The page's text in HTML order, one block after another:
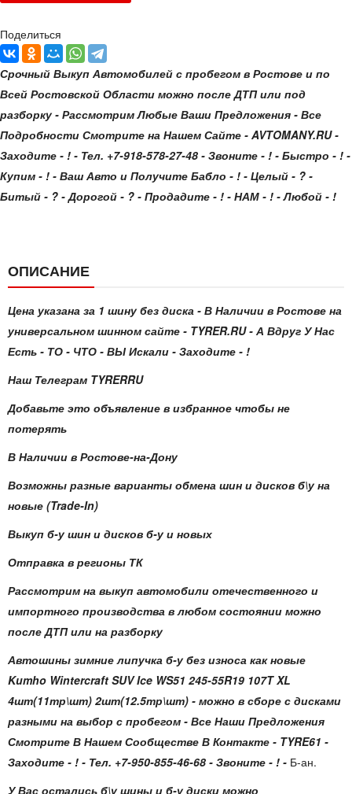
Поделиться
Срочный Выкуп Автомобилей с пробегом в Ростове и по
Всей Ростовской Области можно после ДТП или под
разборку - Рассмотрим Любые Ваши Предложения - Все
Подробности Смотрите на Нашем Сайте - AVTOMANY.RU -
Заходите - ! - Тел. +7-918-578-27-48 - Звоните - ! - Быстро - ! -
Купим - ! - Ваш Авто и Получите Бабло - ! - Целый - ? -
Битый - ? - Дорогой - ? - Продадите - ! - НАМ - ! - Любой - !
ОПИСАНИЕ
Цена указана за 1 шину без диска - В Наличии в Ростове на
универсальном шинном сайте - TYRER.RU - А Вдруг У Нас
Есть - ТО - ЧТО - ВЫ Искали - Заходите - !
Наш Телеграм TYRERRU
Добавьте это объявление в избранное чтобы не
потерять
В Наличии в Ростове-на-Дону
Возможны разные варианты обмена шин и дисков б\у на
новые (Trade-In)
Выкуп б-у шин и дисков б-у и новых
Отправка в регионы ТК
Рассмотрим на выкуп автомобили отечественного и
импортного производства в любом состоянии можно
после ДТП или на разборку
Автошины зимние липучка б-у без износа как новые
Kumho Wintercraft SUV Ice WS51 245-55R19 107T XL
4шт(11тр\шт) 2шт(12.5тр\шт) - можно в сборе с дисками
разными на выбор с пробегом - Все Наши Предложения
Смотрите В Нашем Сообществе В Контакте - TYRE61 -
Заходите - ! - Тел. +7-950-855-46-68 - Звоните - ! - Б-ан.
У Вас остались б\у шины и б-у диски можно